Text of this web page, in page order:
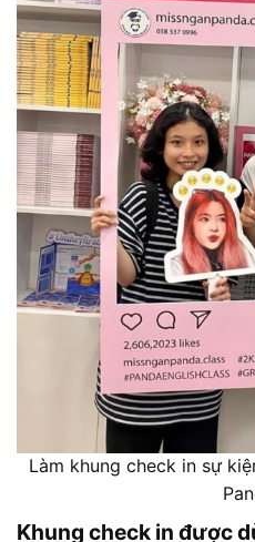
Làm khung check in sự
Khung check in được